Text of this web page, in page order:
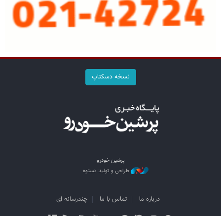
نسخه دسکتاپ
پرشین خودرو
طراحی و تولید: نستوه
درباره ما تماس با ما چندرسانه ای